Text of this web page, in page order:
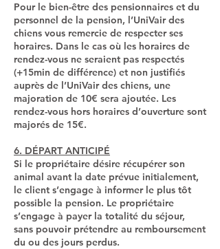
Pour le bien-être des pensionnaires et du
personnel de la pension, l’UniVair des
chiens vous remercie de respecter ses
horaires. Dans le cas où les horaires de
rendez-vous ne seraient pas respectés
(+15min de différence) et non justifiés
auprès de l’UniVair des chiens, une
majoration de 10€ sera ajoutée. Les
rendez-vous hors horaires d’ouverture sont
majorés de 15€.
6. DÉPART ANTICIPÉ
Si le propriétaire désire récupérer son
animal avant la date prévue initialement,
le client s’engage à informer le plus tôt
possible la pension. Le propriétaire
s’engage à payer la totalité du séjour,
sans pouvoir prétendre au remboursement
du ou des jours perdus.